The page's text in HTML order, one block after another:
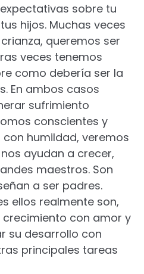
sobre tu
hijos. Muchas veces
queremos ser
veces tenemos
como debería ser la
En ambos casos
sufrimiento
conscientes y
humildad, veremos
ayudan a crecer,
maestros. Son
a ser padres.
ellos realmente son,
con amor y
su desarrollo con
principales tareas